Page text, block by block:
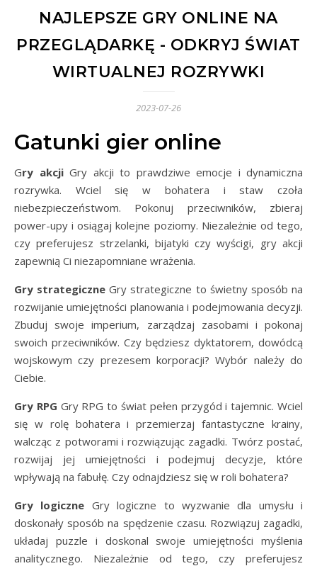
NAJLEPSZE GRY ONLINE NA
PRZEGLĄDARKĘ - ODKRYJ ŚWIAT
WIRTUALNEJ ROZRYWKI
2023-07-26
Gatunki gier online
Gry akcjiGry akcji to prawdziwe emocje i dynamiczna
rozrywka. Wciel się w bohatera i staw czoła
niebezpieczeństwom. Pokonuj przeciwników, zbieraj
power-upy i osiągaj kolejne poziomy. Niezależnie od tego,
czy preferujesz strzelanki, bijatyki czy wyścigi, gry akcji
zapewnią Ci niezapomniane wrażenia.
Gry strategiczne Gry strategiczne to świetny sposób na
rozwijanie umiejętności planowania i podejmowania decyzji.
Zbuduj swoje imperium, zarządzaj zasobami i pokonaj
swoich przeciwników. Czy będziesz dyktatorem, dowódcą
wojskowym czy prezesem korporacji? Wybór należy do
Ciebie.
Gry RPG Gry RPG to świat pełen przygód i tajemnic. Wciel
się w rolę bohatera i przemierzaj fantastyczne krainy,
walcząc z potworami i rozwiązując zagadki. Twórz postać,
rozwijaj jej umiejętności i podejmuj decyzje, które
wpływają na fabułę. Czy odnajdziesz się w roli bohatera?
Gry logiczne Gry logiczne to wyzwanie dla umysłu i
doskonały sposób na spędzenie czasu. Rozwiązuj zagadki,
układaj puzzle i doskonal swoje umiejętności myślenia
analitycznego. Niezależnie od tego, czy preferujesz